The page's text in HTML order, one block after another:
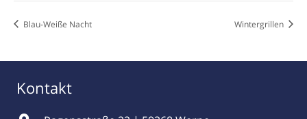
Blau-Weiße Nacht Wintergrillen
Kontakt